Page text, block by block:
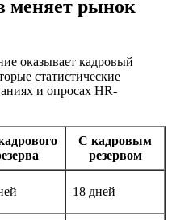
меняет рынок
оказывает кадровый
статистические
и опросах HR-
С кадровым
резервом
18 дней